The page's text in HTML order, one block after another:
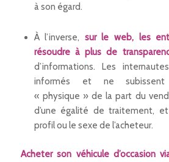
à son égard.
À l’inverse, sur le web, les
résoudre à plus de
d’informations. Les
informés et ne subissent
« physique » de la part du
d’une égalité de traitement,
profil ou le sexe de l’acheteur.
Acheter son véhicule d’occasion